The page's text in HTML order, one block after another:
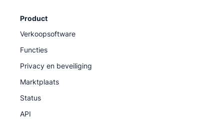
Product
Verkoopsoftware
Functies
Privacy en beveiliging
Marktplaats
Status
API